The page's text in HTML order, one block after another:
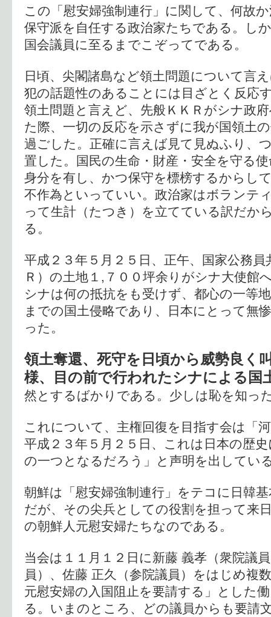
この「慰安婦強制連行」に関して、何故
保守派を自任する政治家たちである。し
国会議員に至るまでこぞってである。
日頃、尖閣諸島など領土問題について言
犯の話題性のあることには目ざとく反応
領土問題と言えど、先般ＫＫＲがシナ政
た際、一切の反応を示さずに我が国領土
過ごした。正確に言えば見て見ぬふり、
置した。国民の生命・財産・安全を守る
身分を有し、かつ保守を標榜するからし
不作為といっていい。政治家はボランテ
って生計（たつき）を立てている訳だか
る。
平成２３年５月２５日、正午、国家公務
Ｒ）の土地１,７００坪余りがシナ大使館
シナは何の抵抗をも受けず、都心の一等
までの国土侵略であり、日本にとって無
った。
領土奪還、死守を日頃から威勢良く
様、目の前で行われたシナによる国
然とするばかりである。少しは恥を知っ
これについて、主権回復を目指す会は「
平成２３年５月２５日、これは日本の歴
の一つとなるだろう」と声明を出してい
朝鮮は「慰安婦強制連行」をテコに日韓
だが、その尖兵としての役割を担って来
の朝鮮人元慰安婦たちなのである。
当会は１１月１２日に新藤 義孝（衆院議
員）、佐藤 正久（参院議員）をはじめ複
元慰安婦の入国阻止を要請する」とした
る。いまのところ、どの議員からも要請